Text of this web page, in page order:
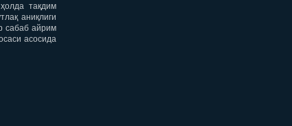
тақдим
аниқлиги
сабаб айрим
асосида